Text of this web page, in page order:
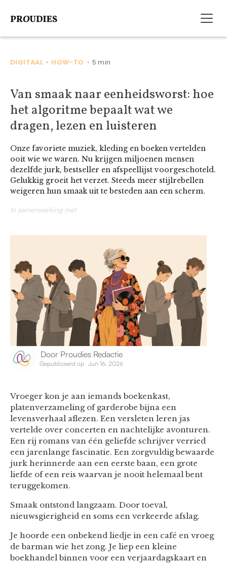
DIGITAAL • HOW-TO • 5 min
Van smaak naar eenheidsworst: hoe
het algoritme bepaalt wat we
dragen, lezen en luisteren
Onze favoriete muziek, kleding en boeken vertelden
ooit wie we waren. Nu krijgen miljoenen mensen
dezelfde jurk, bestseller en afspeellijst voorgeschoteld.
Gelukkig groeit het verzet. Steeds meer stijlrebellen
weigeren hun smaak uit te besteden aan een scherm.
In samenwerking met
Door Proudies Redactie
Gepubliceerd op Jun 16, 2026
Vroeger kon je aan iemands boekenkast,
platenverzameling of garderobe bijna een
levensverhaal aflezen. Een versleten leren jas
vertelde over concerten en nachtelijke avonturen.
Een rij romans van één geliefde schrijver verried
een jarenlange fascinatie. Een zorgvuldig bewaarde
jurk herinnerde aan een eerste baan, een grote
liefde of een reis waarvan je nooit helemaal bent
teruggekomen.
Smaak ontstond langzaam. Door toeval,
nieuwsgierigheid en soms een verkeerde afslag.
Je hoorde een onbekend liedje in een café en vroeg
de barman wie het zong. Je liep een kleine
boekhandel binnen voor een verjaardagskaart en